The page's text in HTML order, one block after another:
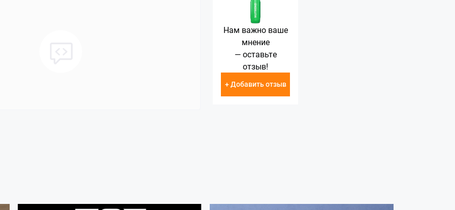
Нам важно ваше
мнение
— оставьте
отзыв!
+ Добавить отзыв